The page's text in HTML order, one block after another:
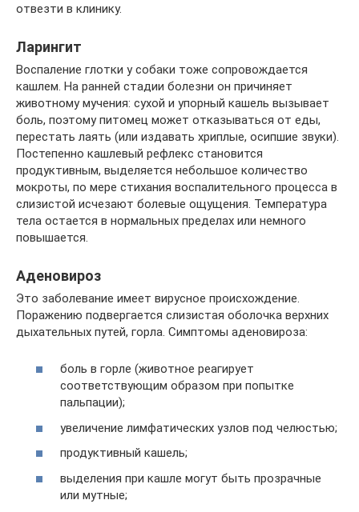
отвезти в клинику.
Ларингит
Воспаление глотки у собаки тоже сопровождается
кашлем. На ранней стадии болезни он причиняет
животному мучения: сухой и упорный кашель вызывает
боль, поэтому питомец может отказываться от еды,
перестать лаять (или издавать хриплые, осипшие звуки).
Постепенно кашлевый рефлекс становится
продуктивным, выделяется небольшое количество
мокроты, по мере стихания воспалительного процесса в
слизистой исчезают болевые ощущения. Температура
тела остается в нормальных пределах или немного
повышается.
Аденовироз
Это заболевание имеет вирусное происхождение.
Поражению подвергается слизистая оболочка верхних
дыхательных путей, горла. Симптомы аденовироза:
боль в горле (животное реагирует
соответствующим образом при попытке
пальпации);
увеличение лимфатических узлов под челюстью;
продуктивный кашель;
выделения при кашле могут быть прозрачные
или мутные;